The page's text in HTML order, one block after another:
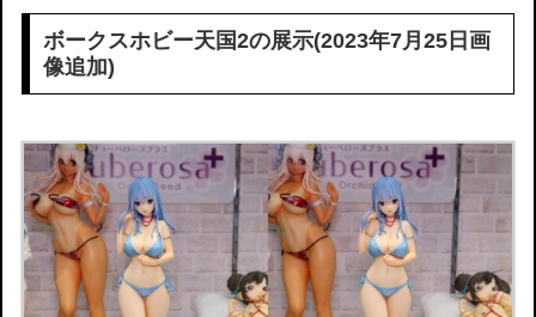
ボークスホビー天国2の展示(2023年7月25日画
像追加)